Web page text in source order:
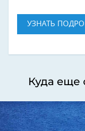
УЗНАТЬ
Куда еще